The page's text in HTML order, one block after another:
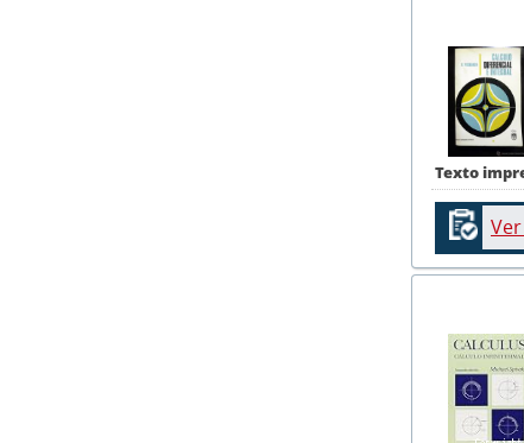
Texto